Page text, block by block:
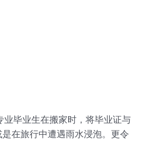
毕业生在搬家时，将毕业证与
在旅行中遭遇雨水浸泡。更令